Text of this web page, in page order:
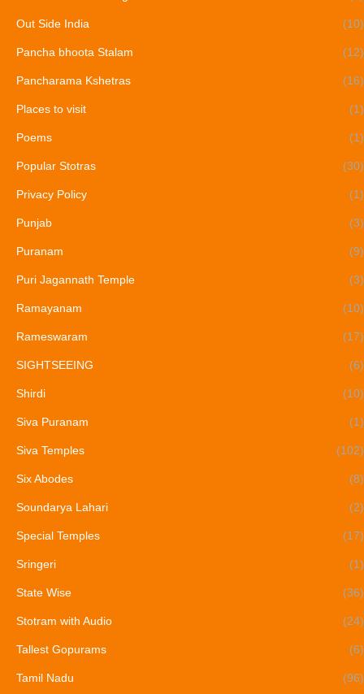
Out Side India (10)
Pancha bhoota Stalam (12)
Pancharama Kshetras (16)
Places to visit (1)
Poems (1)
Popular Stotras (30)
Privacy Policy (1)
Punjab (3)
Puranam (9)
Puri Jagannath Temple (3)
Ramayanam (10)
Rameswaram (17)
SIGHTSEEING (6)
Shirdi (10)
Siva Puranam (1)
Siva Temples (102)
Six Abodes (8)
Soundarya Lahari (2)
Special Temples (17)
Sringeri (1)
State Wise (36)
Stotram with Audio (24)
Tallest Gopurams (6)
Tamil Nadu (96)